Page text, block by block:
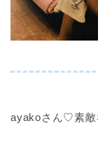
ayakoさん♡素敵